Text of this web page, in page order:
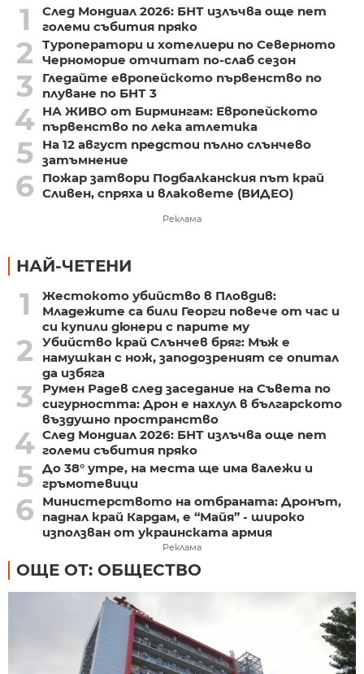
1
След Мондиал 2026: БНТ излъчва още пет
големи събития пряко
2
Туроператори и хотелиери по Северното
Черноморие отчитат по-слаб сезон
3
Гледайте европейското първенство по
плуване по БНТ 3
4 НА ЖИВО от Бирмингам: Европейското
първенство по лека атлетика
5
На 12 август предстои пълно слънчево
затъмнение
6
Пожар затвори Подбалканския път край
Сливен, спряха и влаковете (ВИДЕО)
Реклама
НАЙ-ЧЕТЕНИ
1
Жестокото убийство в Пловдив:
Младежите са били Георги повече от час и
си купили дюнери с парите му
2
Убийство край Слънчев бряг: Мъж е
намушкан с нож, заподозреният се опитал
да избяга
3
Румен Радев след заседание на Съвета по
сигурността: Дрон е нахлул в българското
въздушно пространство
4 След Мондиал 2026: БНТ излъчва още пет
големи събития пряко
5 До 38° утре, на места ще има валежи и
гръмотевици
6
Министерството на отбраната: Дронът,
паднал край Кардам, е “Майя” - широко
използван от украинската армия
Реклама
ОЩЕ ОТ: ОБЩЕСТВО